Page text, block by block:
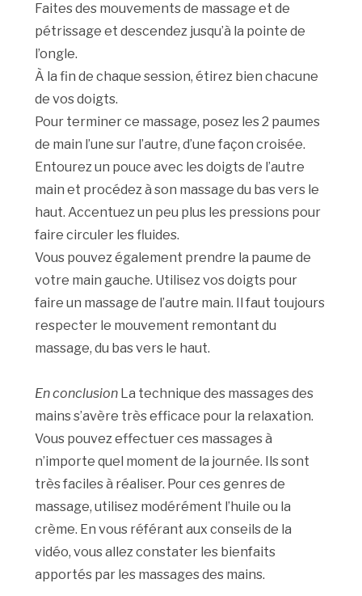
Faites des mouvements de massage et de
pétrissage et descendez jusqu’à la pointe de
l’ongle.
À la fin de chaque session, étirez bien chacune
de vos doigts.
Pour terminer ce massage, posez les 2 paumes
de main l’une sur l’autre, d’une façon croisée.
Entourez un pouce avec les doigts de l’autre
main et procédez à son massage du bas vers le
haut. Accentuez un peu plus les pressions pour
faire circuler les fluides.
Vous pouvez également prendre la paume de
votre main gauche. Utilisez vos doigts pour
faire un massage de l’autre main. Il faut toujours
respecter le mouvement remontant du
massage, du bas vers le haut.
En conclusion La technique des massages des
mains s’avère très efficace pour la relaxation.
Vous pouvez effectuer ces massages à
n’importe quel moment de la journée. Ils sont
très faciles à réaliser. Pour ces genres de
massage, utilisez modérément l’huile ou la
crème. En vous référant aux conseils de la
vidéo, vous allez constater les bienfaits
apportés par les massages des mains.